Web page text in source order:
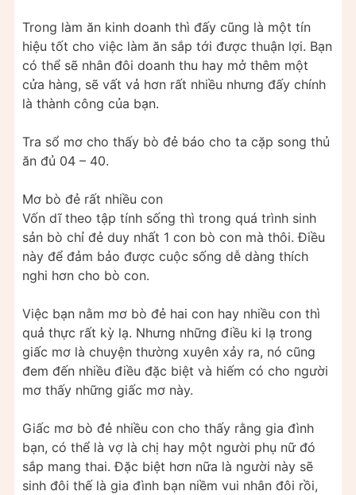
Trong làm ăn kinh doanh thì đấy cũng là một tín
hiệu tốt cho việc làm ăn sắp tới được thuận lợi. Bạn
có thể sẽ nhân đôi doanh thu hay mở thêm một
cửa hàng, sẽ vất vả hơn rất nhiều nhưng đấy chính
là thành công của bạn.
Tra sổ mơ cho thấy bò đẻ báo cho ta cặp song thủ
ăn đủ 04 – 40.
Mơ bò đẻ rất nhiều con
Vốn dĩ theo tập tính sống thì trong quá trình sinh
sản bò chỉ đẻ duy nhất 1 con bò con mà thôi. Điều
này để đảm bảo được cuộc sống dễ dàng thích
nghi hơn cho bò con.
Việc bạn nằm mơ bò đẻ hai con hay nhiều con thì
quả thực rất kỳ lạ. Nhưng những điều ki lạ trong
giấc mơ là chuyện thường xuyên xảy ra, nó cũng
đem đến nhiều điều đặc biệt và hiếm có cho người
mơ thấy những giấc mơ này.
Giấc mơ bò đẻ nhiều con cho thấy rằng gia đình
bạn, có thể là vợ là chị hay một người phụ nữ đó
sắp mang thai. Đặc biệt hơn nữa là người này sẽ
sinh đôi thế là gia đình bạn niềm vui nhân đôi rồi,